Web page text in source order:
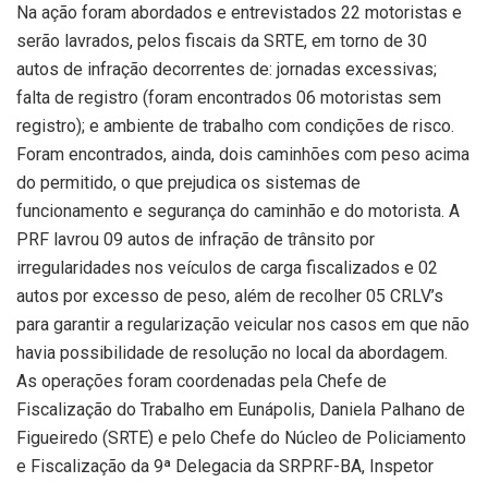
Na ação foram abordados e entrevistados 22 motoristas e
serão lavrados, pelos fiscais da SRTE, em torno de 30
autos de infração decorrentes de: jornadas excessivas;
falta de registro (foram encontrados 06 motoristas sem
registro); e ambiente de trabalho com condições de risco.
Foram encontrados, ainda, dois caminhões com peso acima
do permitido, o que prejudica os sistemas de
funcionamento e segurança do caminhão e do motorista. A
PRF lavrou 09 autos de infração de trânsito por
irregularidades nos veículos de carga fiscalizados e 02
autos por excesso de peso, além de recolher 05 CRLV’s
para garantir a regularização veicular nos casos em que não
havia possibilidade de resolução no local da abordagem.
As operações foram coordenadas pela Chefe de
Fiscalização do Trabalho em Eunápolis, Daniela Palhano de
Figueiredo (SRTE) e pelo Chefe do Núcleo de Policiamento
e Fiscalização da 9ª Delegacia da SRPRF-BA, Inspetor